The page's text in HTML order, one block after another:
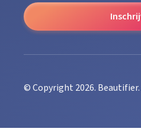
© Copyright 2026. Beautifier.